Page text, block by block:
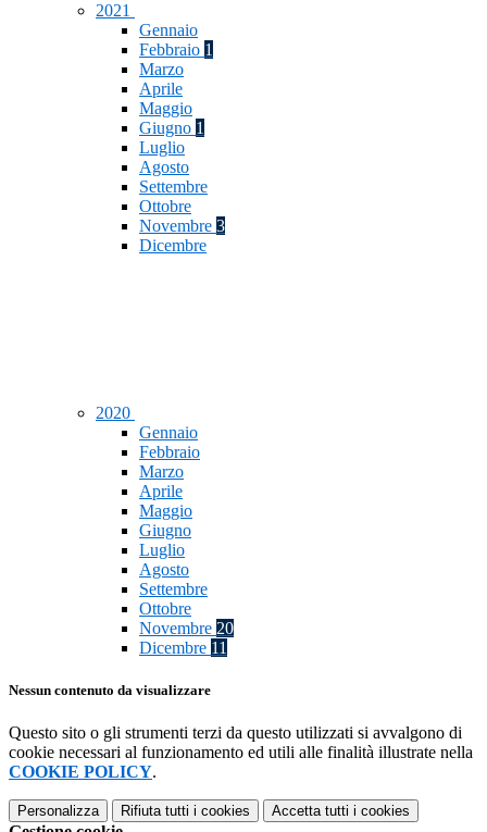
2021
Gennaio
Febbraio 1
Marzo
Aprile
Maggio
Giugno 1
Luglio
Agosto
Settembre
Ottobre
Novembre 3
Dicembre
2020
Gennaio
Febbraio
Marzo
Aprile
Maggio
Giugno
Luglio
Agosto
Settembre
Ottobre
Novembre 20
Dicembre 11
Nessun contenuto da visualizzare
Questo sito o gli strumenti terzi da questo utilizzati si avvalgono di
cookie necessari al funzionamento ed utili alle finalità illustrate nella
COOKIE POLICY.
Personalizza Rifiuta tutti i cookies Accetta tutti i cookies